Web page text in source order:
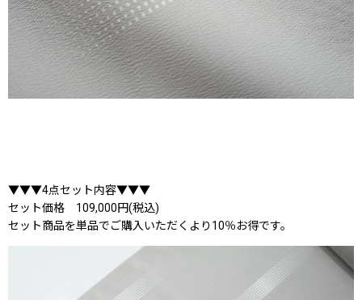
▼▼▼4点セット内容▼▼▼
セット価格 109,000円(税込)
セット商品を単品でご購入いただくより10％お得です。